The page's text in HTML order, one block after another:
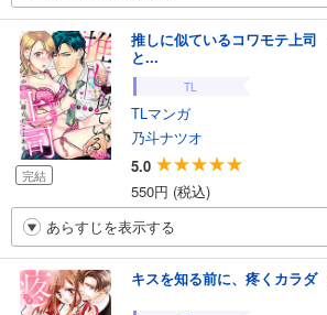
完結
推しに似ているコワモテ上
と...
TL
TLマンガ
乃斗ナツオ
5.0
550円 (税込)
あらすじを表示する
キスを知る前に、疼くカラ